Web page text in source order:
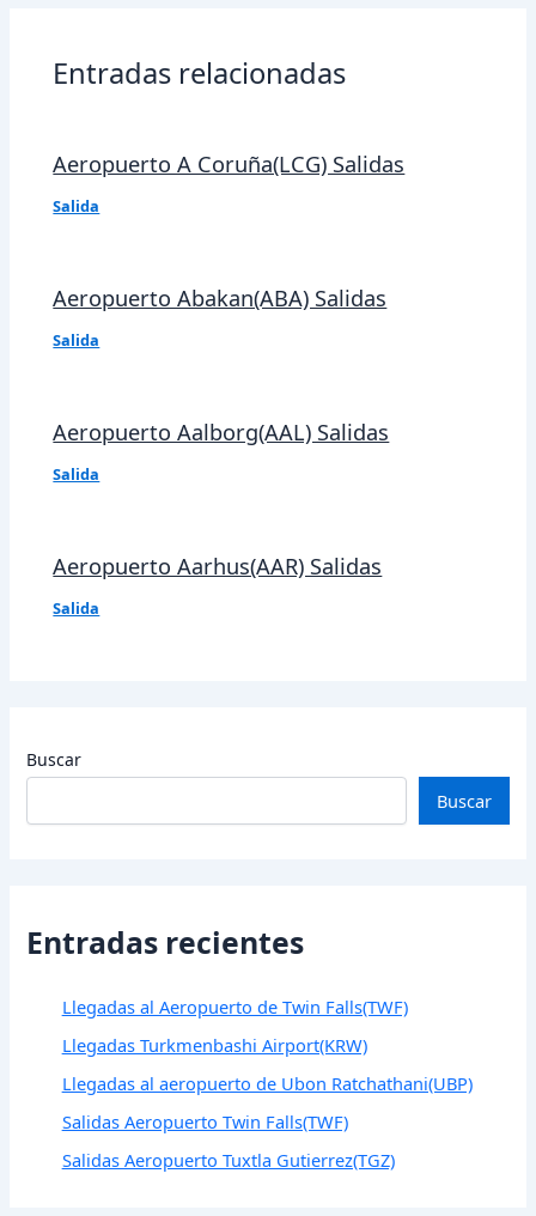
Entradas relacionadas
Aeropuerto A Coruña(LCG) Salidas
Salida
Aeropuerto Abakan(ABA) Salidas
Salida
Aeropuerto Aalborg(AAL) Salidas
Salida
Aeropuerto Aarhus(AAR) Salidas
Salida
Buscar
Buscar
Entradas recientes
Llegadas al Aeropuerto de Twin Falls(TWF)
Llegadas Turkmenbashi Airport(KRW)
Llegadas al aeropuerto de Ubon Ratchathani(UBP)
Salidas Aeropuerto Twin Falls(TWF)
Salidas Aeropuerto Tuxtla Gutierrez(TGZ)